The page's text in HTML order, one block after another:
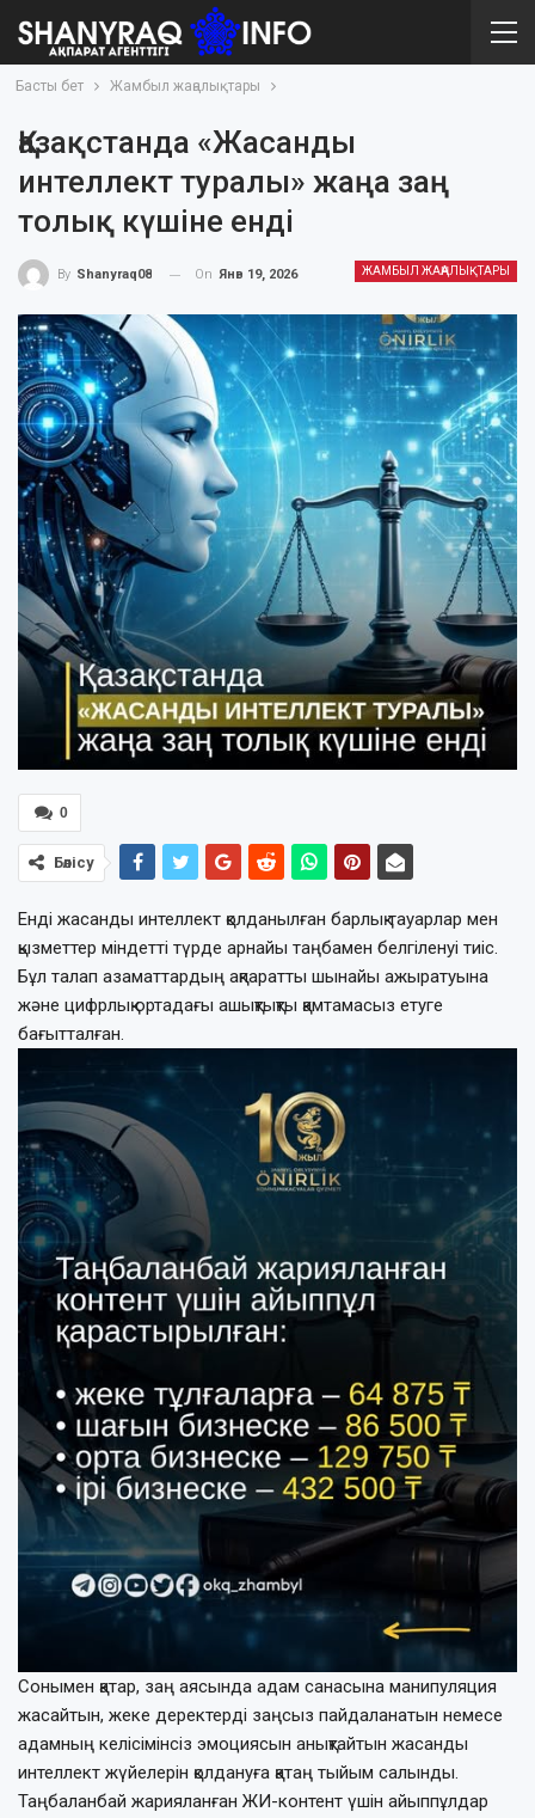
Басты бет Жамбыл жаңалықтары
Қазақстанда «Жасанды
интеллект туралы» жаңа заң
толық күшіне енді
ЖАМБЫЛ ЖАҢАЛЫҚТАРЫ
By Shanyraq08 On Янв 19, 2026
0
Бөлісу
Енді жасанды интеллект қолданылған барлық тауарлар мен
қызметтер міндетті түрде арнайы таңбамен белгіленуі тиіс.
Бұл талап азаматтардың ақпаратты шынайы ажыратуына
және цифрлық ортадағы ашықтықты қамтамасыз етуге
бағытталған.
Сонымен қатар, заң аясында адам санасына манипуляция
жасайтын, жеке деректерді заңсыз пайдаланатын немесе
адамның келісімінсіз эмоциясын анықтайтын жасанды
интеллект жүйелерін қолдануға қатаң тыйым салынды.
Таңбаланбай жарияланған ЖИ-контент үшін айыппұлдар